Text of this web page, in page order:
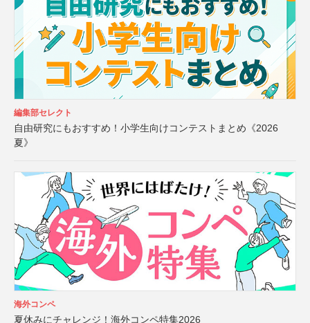
編集部セレクト
自由研究にもおすすめ！小学生向けコンテストまとめ《2026
夏》
海外コンペ
夏休みにチャレンジ！海外コンペ特集2026